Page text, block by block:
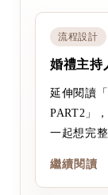
流程設計
婚禮主持
延伸閱讀
PART2」
一起想完整
繼續閱讀